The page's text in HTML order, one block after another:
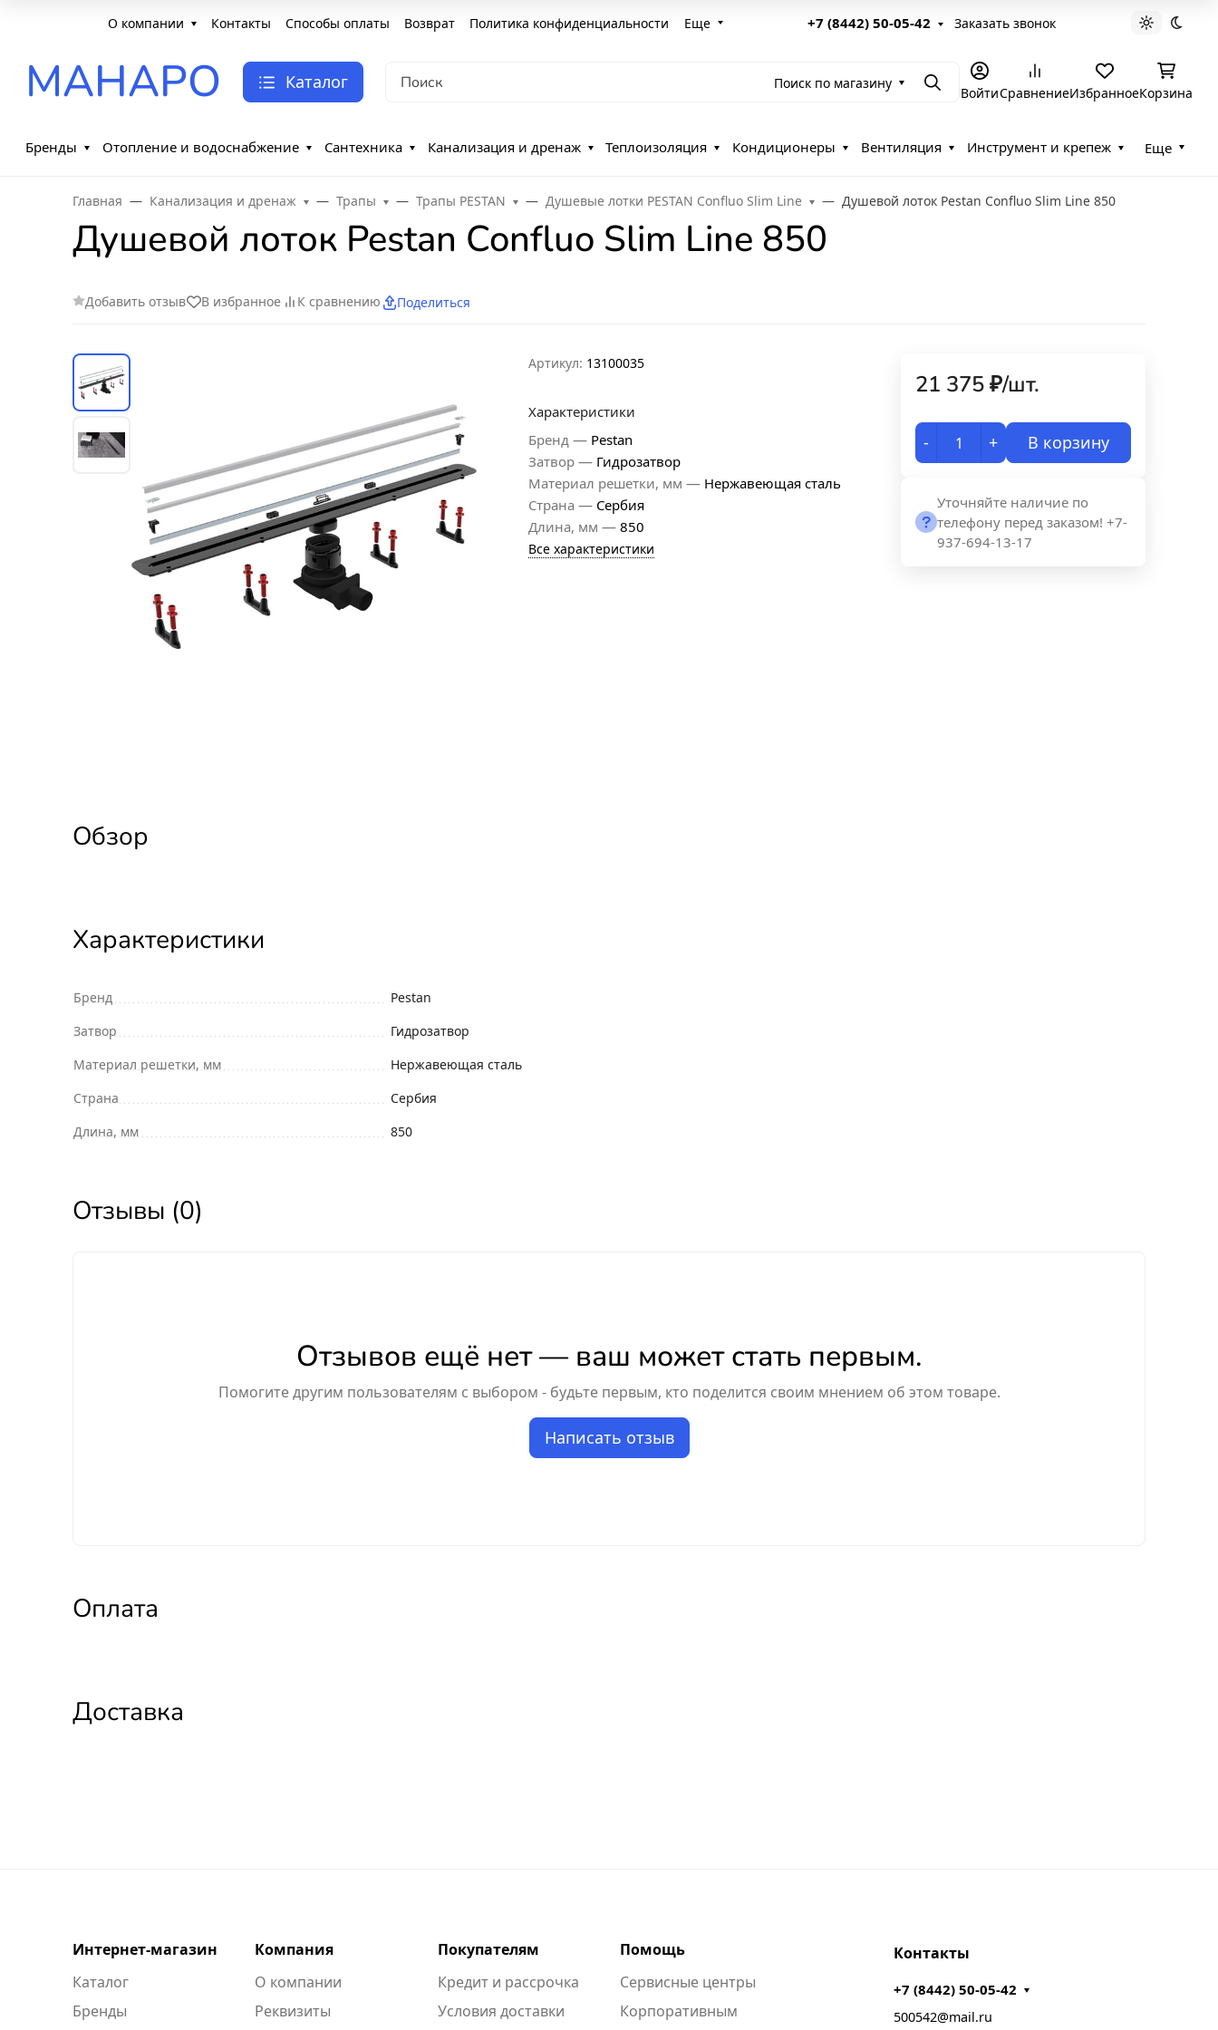
О компании Контакты Способы оплаты Возврат Политика конфиденциальности Еще +7 (8442) 50-05-42 Заказать звонок Светлая
МАНАРО Каталог Поиск по магазину ПоискВойтиСравнениеИзбранноеКорзина
Бренды Отопление и водоснабжение Сантехника Канализация и дренаж Теплоизоляция Кондиционеры Вентиляция Инструмент и крепеж Еще
Главная Канализация и дренаж Трапы Трапы PESTAN Душевые лотки PESTAN Confluo Slim Line Душевой лоток Pestan Confluo Slim Line 850
Душевой лоток Pestan Confluo Slim Line 850
Добавить отзыв В избранное К сравнению Поделиться
Артикул: 13100035
Характеристики
Бренд — Pestan
Затвор — Гидрозатвор
Материал решетки, мм — Нержавеющая сталь
Страна — Сербия
Длина, мм — 850
Все характеристики
21 375₽/шт.
- + В корзину
Уточняйте наличие по
телефону перед заказом! +7-
937-694-13-17
Обзор
Характеристики
Бренд
Pestan
Затвор
Гидрозатвор
Материал решетки, мм
Нержавеющая сталь
Страна
Сербия
Длина, мм
850
Отзывы (0)
Отзывов ещё нет — ваш может стать первым.
Помогите другим пользователям с выбором - будьте первым, кто поделится своим мнением об этом товаре.
Написать отзыв
Оплата
Доставка
Интернет-магазин
Каталог
Бренды
Компания
О компании
Реквизиты
Покупателям
Кредит и рассрочка
Условия доставки
Помощь
Сервисные центры
Корпоративным
Контакты
+7 (8442) 50-05-42
500542@mail.ru